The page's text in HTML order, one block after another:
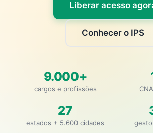
Liberar acesso
Conhecer o IPS
9.000+
cargos e profissões
27
estados + 5.600 cidades